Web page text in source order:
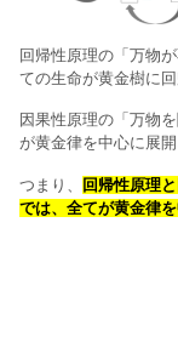
回帰性原理の「万物
ての生命が黄金樹に
因果性原理の「万物
が黄金律を中心に展
つまり、
回帰性原理
では、全てが黄金律